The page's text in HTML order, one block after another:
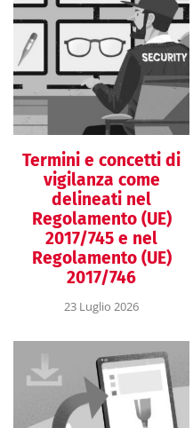
Termini e concetti di
vigilanza come
delineati nel
Regolamento (UE)
2017/745 e nel
Regolamento (UE)
2017/746
23 Luglio 2026